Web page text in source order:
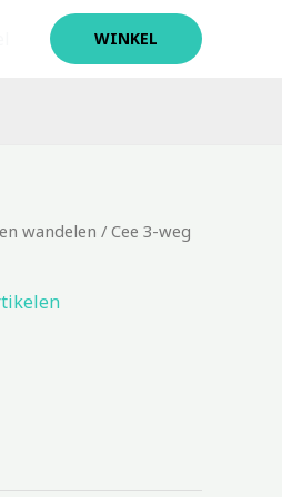
WINKEL
wandelen / Cee 3-weg